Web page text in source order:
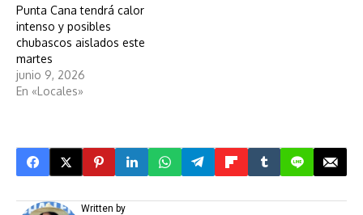
Punta Cana tendrá calor
intenso y posibles
chubascos aislados este
martes
junio 9, 2026
En «Locales»
Written by